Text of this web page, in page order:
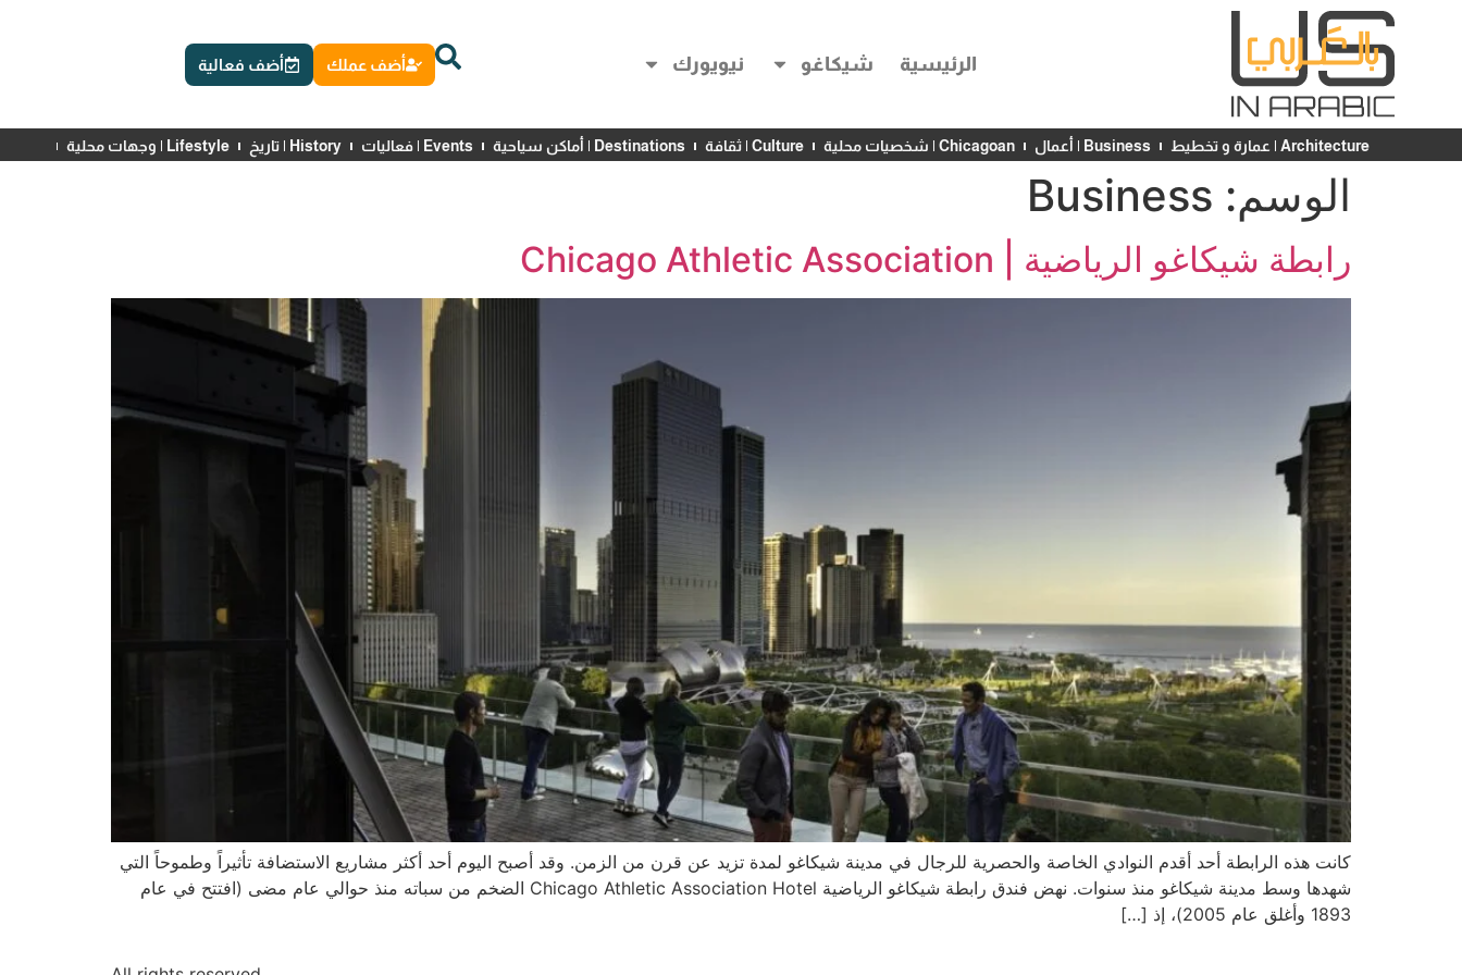
الرئيسية شيكاغو نيويورك أضف عملك أضف فعالية
Architecture | عمارة و تخطيط Business | أعمال Chicagoan | شخصيات محلية Culture | ثقافة Destinations | أماكن سياحية Events | فعاليات History | تاريخ Lifestyle | وجهات محلية
الوسم: Business
رابطة شيكاغو الرياضية | Chicago Athletic Association
كانت هذه الرابطة أحد أقدم النوادي الخاصة والحصرية للرجال في مدينة شيكاغو لمدة تزيد عن قرن من الزمن. وقد أصبح اليوم أحد أكثر مشاريع الاستضافة تأثيراً وطموحاً التي
شهدها وسط مدينة شيكاغو منذ سنوات. نهض فندق رابطة شيكاغو الرياضية Chicago Athletic Association Hotel الضخم من سباته منذ حوالي عام مضى (افتتح في عام
1893 وأغلق عام 2005)، إذ […]